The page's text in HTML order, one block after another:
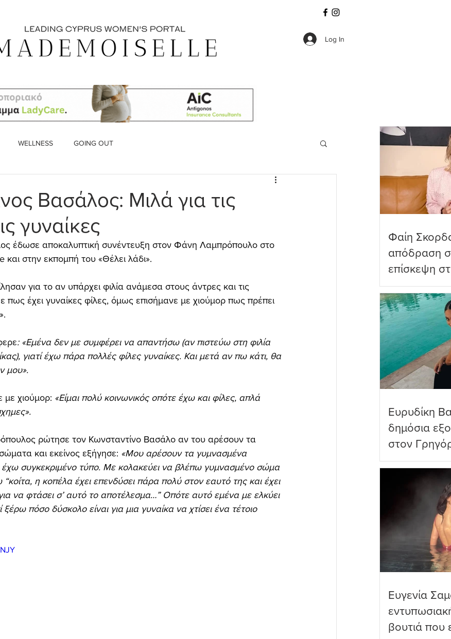
Log In
WELLNESS GOING OUT
Βασάλος: Μιλά για τις
γυναίκες
έδωσε αποκαλυπτική συνέντευξη στον Φάνη Λαμπρόπουλο στο
και στην εκπομπή του «Θέλει λάδι».
για το αν υπάρχει φιλία ανάμεσα στους άντρες και τις
πως έχει γυναίκες φίλες, όμως επισήμανε με χιούμορ πως πρέπει
: «Εμένα δεν με συμφέρει να απαντήσω (αν πιστεύω στη φιλία
γιατί έχω πάρα πολλές φίλες γυναίκες. Και μετά αν πω κάτι, θα
μου».
με χιούμορ: «Είμαι πολύ κοινωνικός οπότε έχω και φίλες, απλά
ρώτησε τον Κωνσταντίνο Βασάλο αν του αρέσουν τα
και εκείνος εξήγησε: «Μου αρέσουν τα γυμνασμένα
έχω συγκεκριμένο τύπο. Με κολακεύει να βλέπω γυμνασμένο σώμα
“κοίτα, η κοπέλα έχει επενδύσει πάρα πολύ στον εαυτό της και έχει
να φτάσει σ’ αυτό το αποτέλεσμα…” Οπότε αυτό εμένα με ελκύει
ξέρω πόσο δύσκολο είναι για μια γυναίκα να χτίσει ένα τέτοιο
Φαίη
απόδραση
επίσκεψη
Πανορμίτη
Ευρυδίκη
δημόσια
στον
όνειρα
Ευγενία
βουτιά που